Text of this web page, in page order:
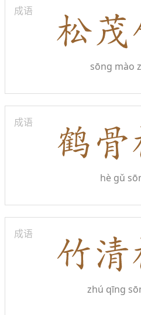
成语
sōng mào
成语
hè gǔ
成语
zhú qīng